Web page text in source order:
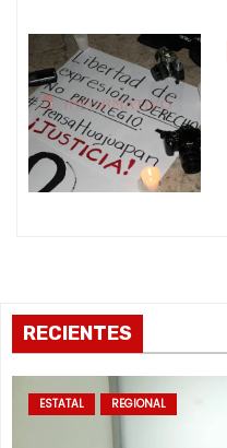
n
t
r
a
s
RECIENTES
ESTATAL REGIONAL